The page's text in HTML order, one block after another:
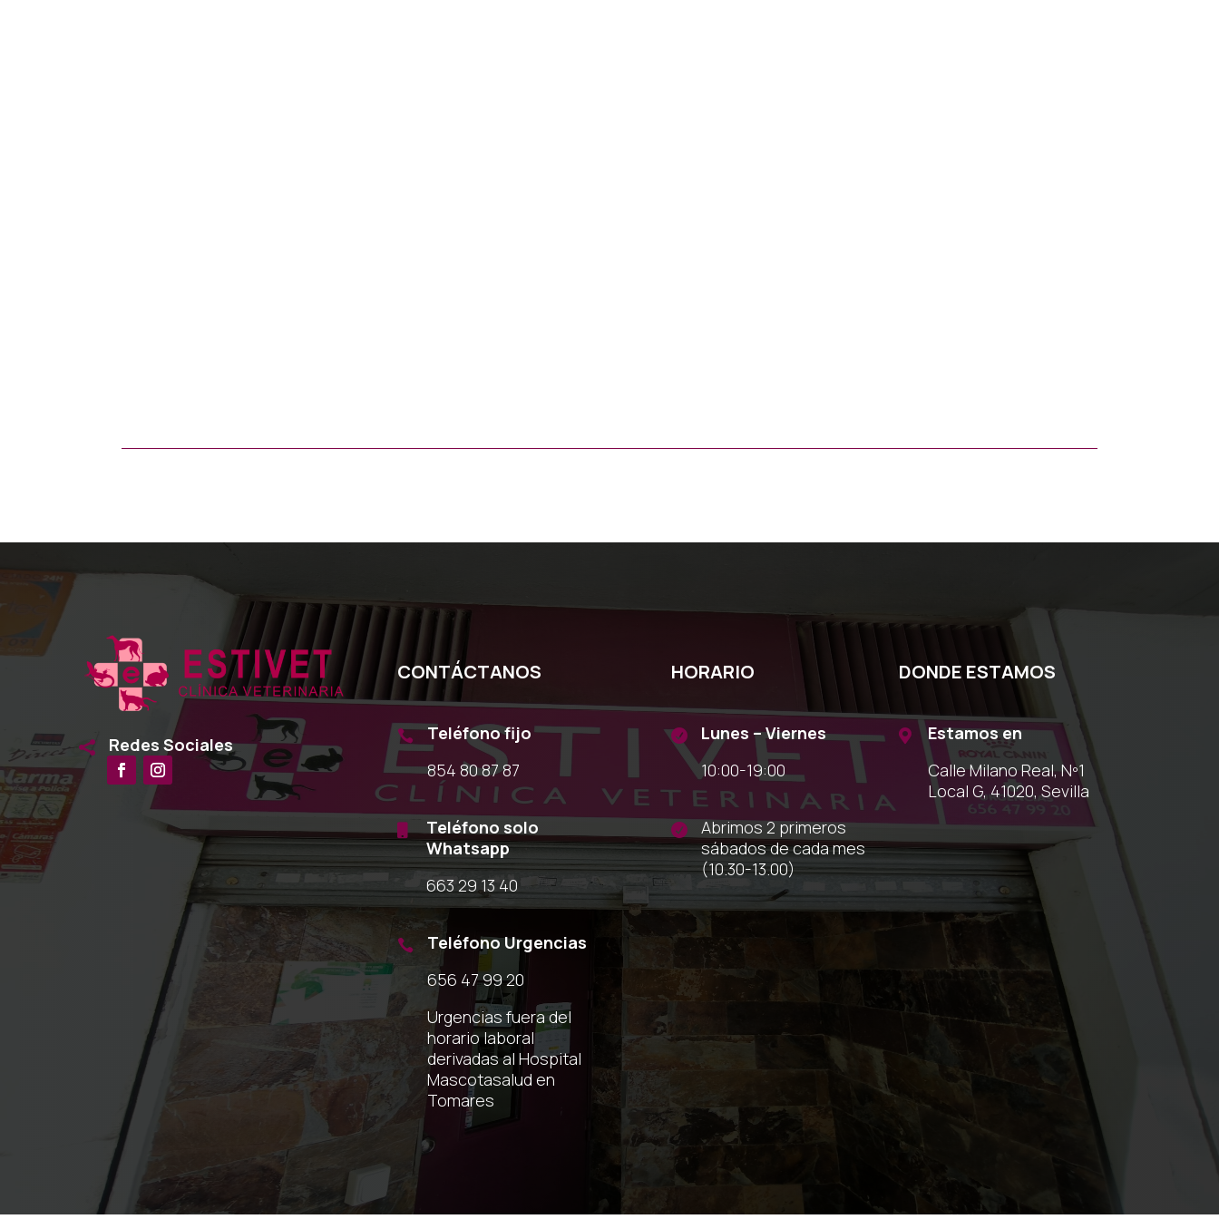
 Redes Sociales
CONTÁCTANOS

Teléfono fijo
854 80 87 87
Teléfono solo
Whatsapp
663 29 13 40

Teléfono Urgencias
656 47 99 20
Urgencias fuera del
horario laboral
derivadas al Hospital
Mascotasalud en
Tomares
HORARIO

Lunes – Viernes
10:00-19:00

Abrimos 2 primeros
sábados de cada mes
(10.30-13.00)
DONDE ESTAMOS

Estamos en
Calle Milano Real, Nº1
Local G, 41020, Sevilla